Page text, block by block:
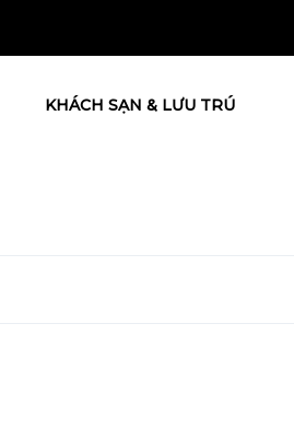
KHÁCH SẠN & LƯU TRÚ